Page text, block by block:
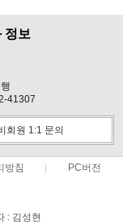
정보
41307
회원 1:1 문의
방침 PC버전
: 김성현